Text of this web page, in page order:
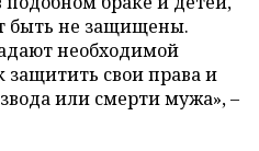
быть не защищены.
необходимой
свои права и
или смерти мужа», –